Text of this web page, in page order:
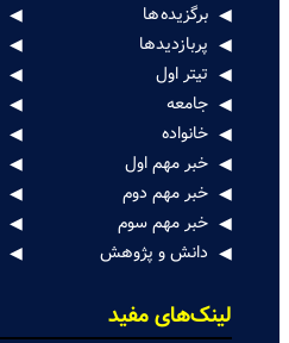
برگزیده ها
پربازدیدها
تیتر اول
جامعه
خانواده
خبر مهم اول
خبر مهم دوم
خبر مهم سوم
دانش و پژوهش
لینک‌های مفید